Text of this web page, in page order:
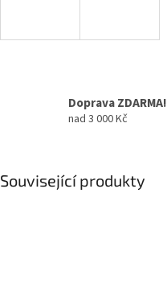
Doprava ZDARMA!
nad 3 000 Kč
Související produkty